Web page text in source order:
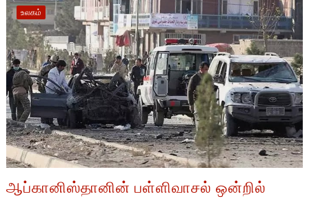
உலகம்
ஆப்கானிஸ்தானின் பள்ளிவாசல் ஒன்றில்